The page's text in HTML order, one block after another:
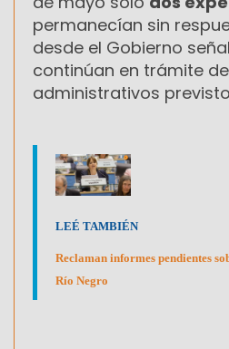
permanecían sin
desde el Gobierno
continúan en trámite
administrativos
LEÉ TAMBIÉN
Reclaman informes pendientes
Río Negro